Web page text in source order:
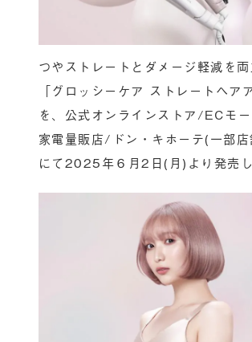
つやストレートとダメージ軽減を
「グロッシーケア ストレートヘア
を、公式オンラインストア/ECモ
家電量販店/ドン・キホーテ(一部
にて2025年６月2日(月)より発売し